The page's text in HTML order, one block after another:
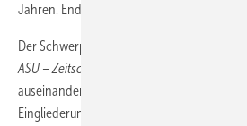
Jahren. Endlich findet auch hier ein
Der Schwerpunkt „Return to Work“ der
ASU – Zeitschrift für medizinische
auseinander, ob das vor 13 Jahren
Eingliederungsmanagement hilfreich ist,